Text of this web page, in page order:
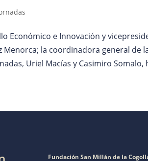
Económico e Innovación y
Menorca; la coordinadora general de
Uriel Macías y Casimiro Somalo,
Fundación San Millán de la